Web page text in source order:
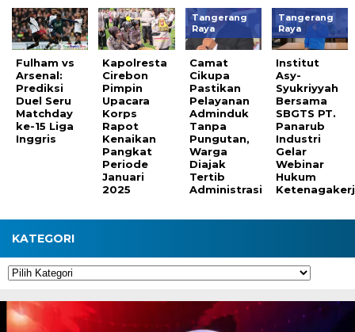
Fulham vs
Arsenal:
Prediksi
Duel Seru
Matchday
ke-15 Liga
Inggris
Kapolresta
Cirebon
Pimpin
Upacara
Korps
Rapot
Kenaikan
Pangkat
Periode
Januari
2025
Tangerang
Raya
Camat
Cikupa
Pastikan
Pelayanan
Adminduk
Tanpa
Pungutan,
Warga
Diajak
Tertib
Administrasi
Tangerang
Raya
Institut
Asy-
Syukriyyah
Bersama
SBGTS PT.
Panarub
Industri
Gelar
Webinar
Hukum
KATEGORI
Kategori
Pemutar
Video